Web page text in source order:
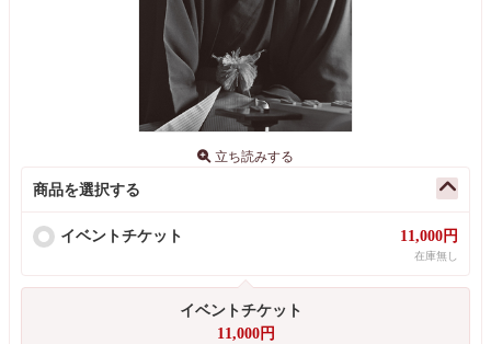
立ち読みする
商品を選択する
イベントチケット 11,000円
在庫無し
イベントチケット
11,000円